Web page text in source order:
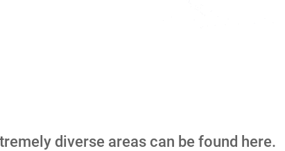
diverse areas can be found here.